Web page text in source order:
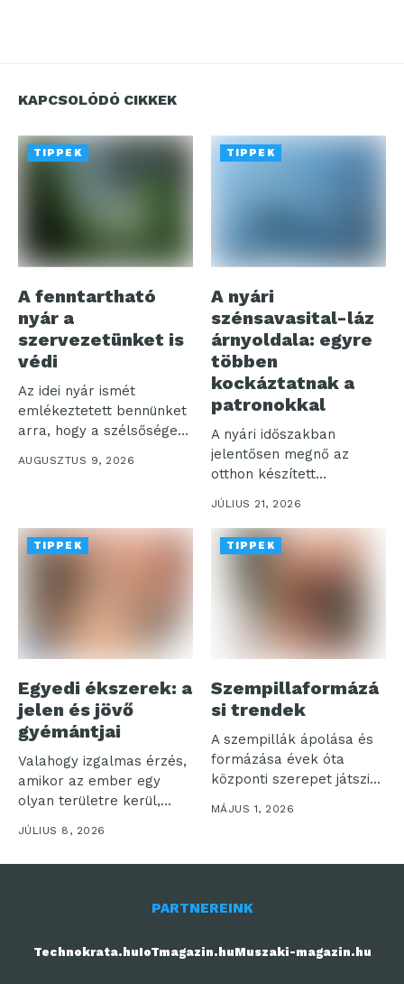
KAPCSOLÓDÓ CIKKEK
TIPPEK
A fenntartható
nyár a
szervezetünket is
védi
Az idei nyár ismét
emlékeztetett bennünket
arra, hogy a szélsőséges
AUGUSZTUS 9, 2026
TIPPEK
A nyári
szénsavasital-láz
árnyoldala: egyre
többen
kockáztatnak a
patronokkal
A nyári időszakban
jelentősen megnő az
otthon készített
szénsavas italok iránti
JÚLIUS 21, 2026
TIPPEK
Egyedi ékszerek: a
jelen és jövő
gyémántjai
Valahogy izgalmas érzés,
amikor az ember egy
olyan területre kerül,
amelyet talán...
JÚLIUS 8, 2026
TIPPEK
Szempillaformázá
si trendek
A szempillák ápolása és
formázása évek óta
központi szerepet játszik
a szépségápolásban,...
MÁJUS 1, 2026
PARTNEREINK
Technokrata.huIoTmagazin.huMuszaki-magazin.hu